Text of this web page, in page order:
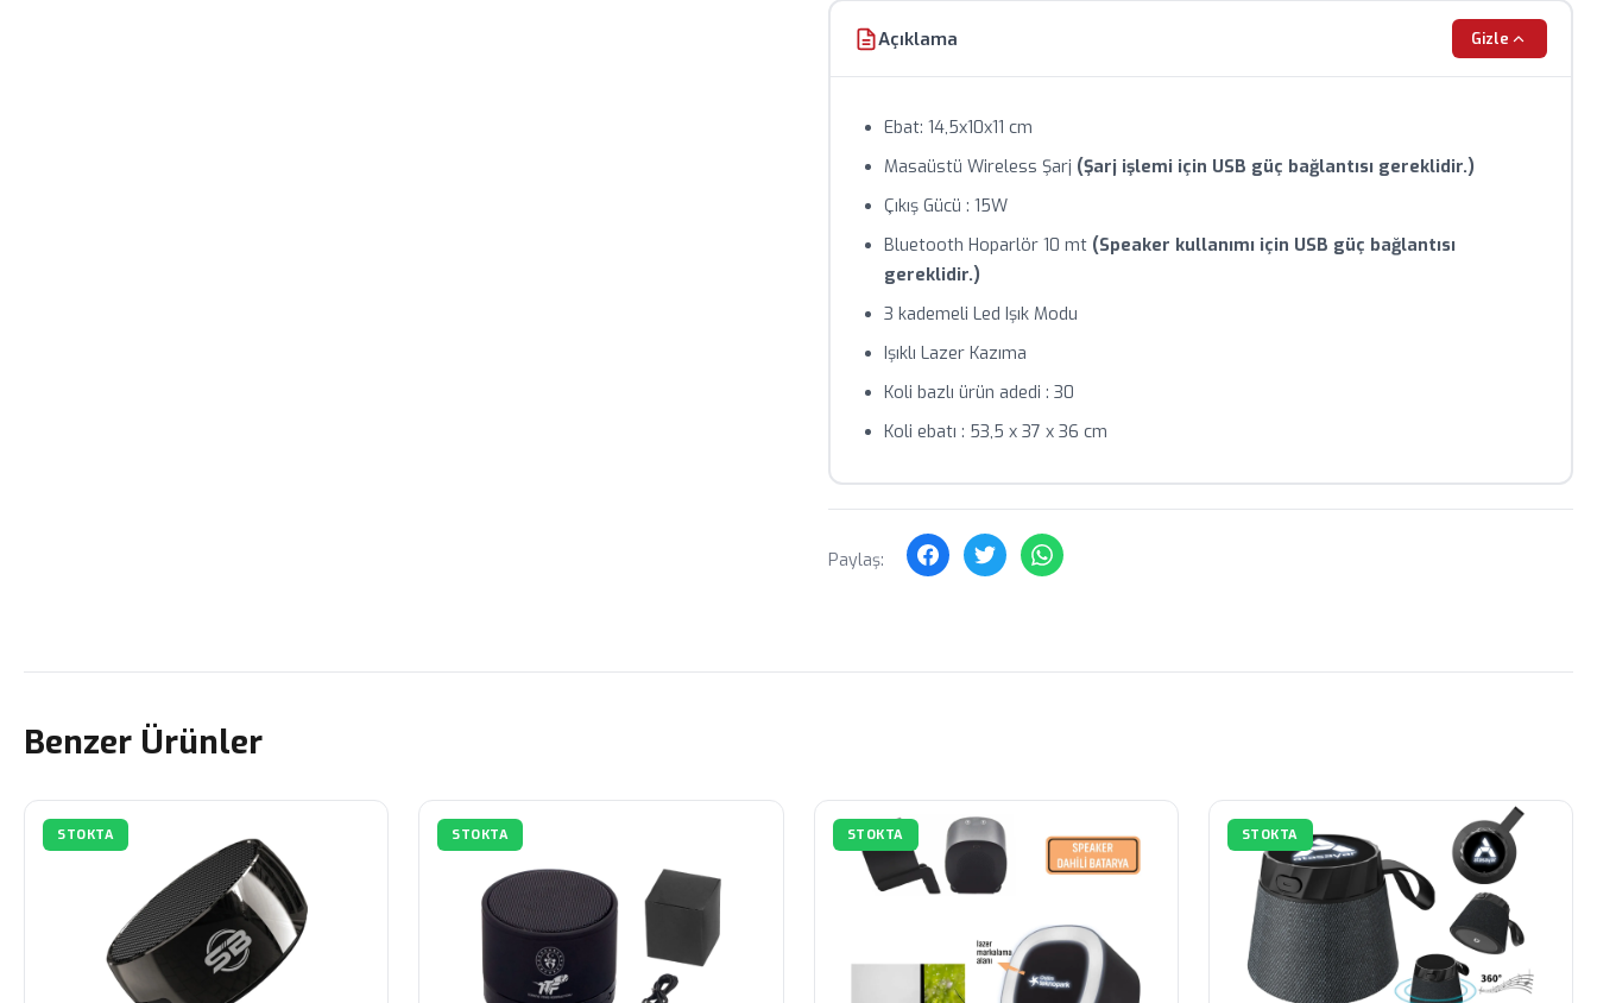
Açıklama Gizle
Ebat: 14,5x10x11 cm
Masaüstü Wireless Şarj (Şarj işlemi için USB güç bağlantısı gereklidir.)
Çıkış Gücü : 15W
Bluetooth Hoparlör 10 mt (Speaker kullanımı için USB güç bağlantısı
gereklidir.)
3 kademeli Led Işık Modu
Işıklı Lazer Kazıma
Koli bazlı ürün adedi : 30
Koli ebatı : 53,5 x 37 x 36 cm
Paylaş:
Benzer Ürünler
STOKTA STOKTA STOKTA STOKTA